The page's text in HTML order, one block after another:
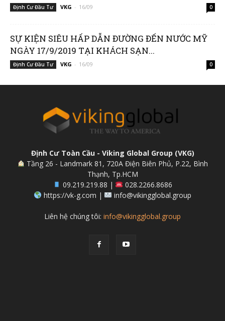
Định Cư Đầu Tư VKG - 16/09 0
SỰ KIỆN SIÊU HẤP DẪN ĐƯỜNG ĐẾN NƯỚC MỸ
NGÀY 17/9/2019 TẠI KHÁCH SẠN...
Định Cư Đầu Tư VKG - 16/09 0
Định Cư Toàn Cầu - Viking Global Group (VKG)
Tầng 26 - Landmark 81, 720A Điện Biên Phủ, P.22, Bình
Thạnh, Tp.HCM
09.219.219.88 |
028.2266.8686
https://vk-g.com |
info@vikingglobal.group
Liên hệ chúng tôi: info@vikingglobal.group